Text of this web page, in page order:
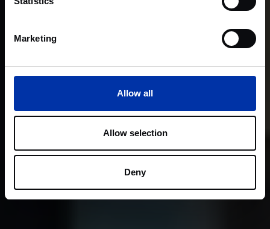
Marketing
Allow all
Allow selection
Deny